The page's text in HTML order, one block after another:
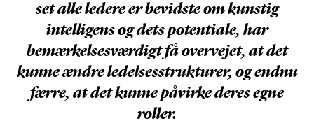
set alle ledere er bevidste om kunstig
intelligens og dets potentiale, har
bemærkelsesværdigt få overvejet, at det
kunne ændre ledelsesstrukturer, og endnu
færre, at det kunne påvirke deres egne
roller.